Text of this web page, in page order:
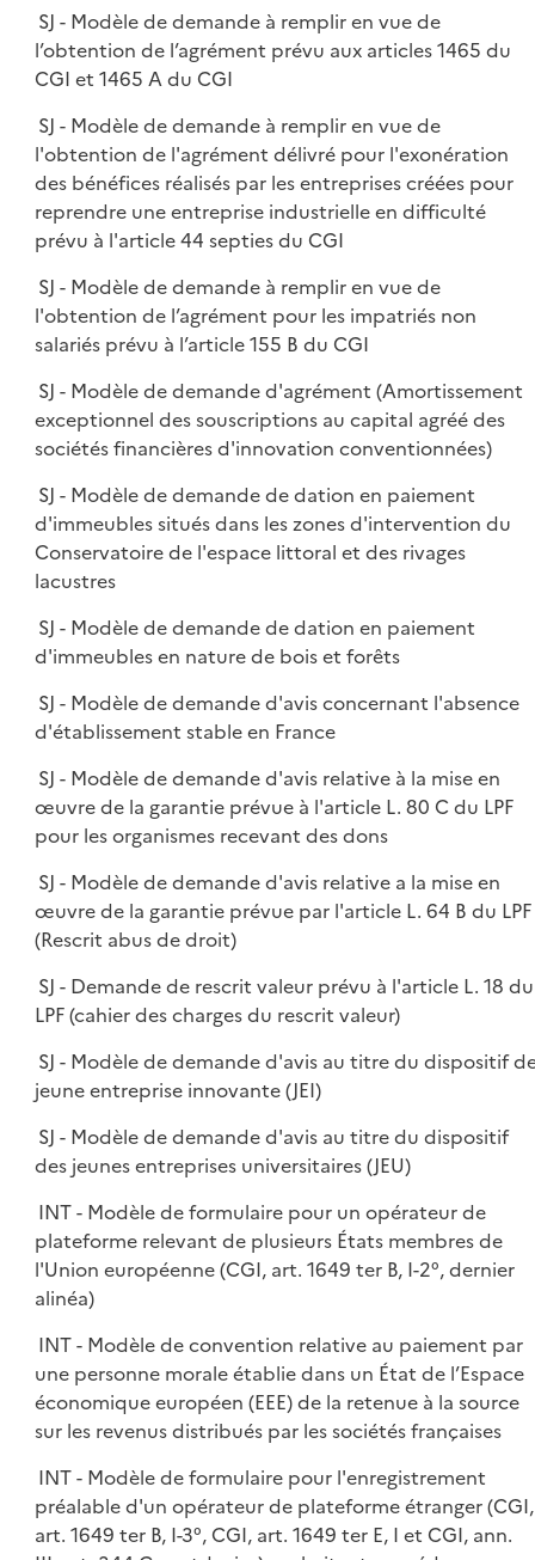
SJ - Modèle de demande à remplir en vue de
l’obtention de l’agrément prévu aux articles 1465 du
CGI et 1465 A du CGI
SJ - Modèle de demande à remplir en vue de
l'obtention de l'agrément délivré pour l'exonération
des bénéfices réalisés par les entreprises créées pour
reprendre une entreprise industrielle en difficulté
prévu à l'article 44 septies du CGI
SJ - Modèle de demande à remplir en vue de
l'obtention de l’agrément pour les impatriés non
salariés prévu à l’article 155 B du CGI
SJ - Modèle de demande d'agrément (Amortissement
exceptionnel des souscriptions au capital agréé des
sociétés financières d'innovation conventionnées)
SJ - Modèle de demande de dation en paiement
d'immeubles situés dans les zones d'intervention du
Conservatoire de l'espace littoral et des rivages
lacustres
SJ - Modèle de demande de dation en paiement
d'immeubles en nature de bois et forêts
SJ - Modèle de demande d'avis concernant l'absence
d'établissement stable en France
SJ - Modèle de demande d'avis relative à la mise en
œuvre de la garantie prévue à l'article L. 80 C du LPF
pour les organismes recevant des dons
SJ - Modèle de demande d'avis relative a la mise en
œuvre de la garantie prévue par l'article L. 64 B du LPF
(Rescrit abus de droit)
SJ - Demande de rescrit valeur prévu à l'article L. 18 du
LPF (cahier des charges du rescrit valeur)
SJ - Modèle de demande d'avis au titre du dispositif
jeune entreprise innovante (JEI)
SJ - Modèle de demande d'avis au titre du dispositif
des jeunes entreprises universitaires (JEU)
INT - Modèle de formulaire pour un opérateur de
plateforme relevant de plusieurs États membres de
l'Union européenne (CGI, art. 1649 ter B, I-2°, dernier
alinéa)
INT - Modèle de convention relative au paiement par
une personne morale établie dans un État de l’Espace
économique européen (EEE) de la retenue à la source
sur les revenus distribués par les sociétés françaises
INT - Modèle de formulaire pour l'enregistrement
préalable d'un opérateur de plateforme étranger (CGI,
art. 1649 ter B, I-3°, CGI, art. 1649 ter E, I et CGI, ann.